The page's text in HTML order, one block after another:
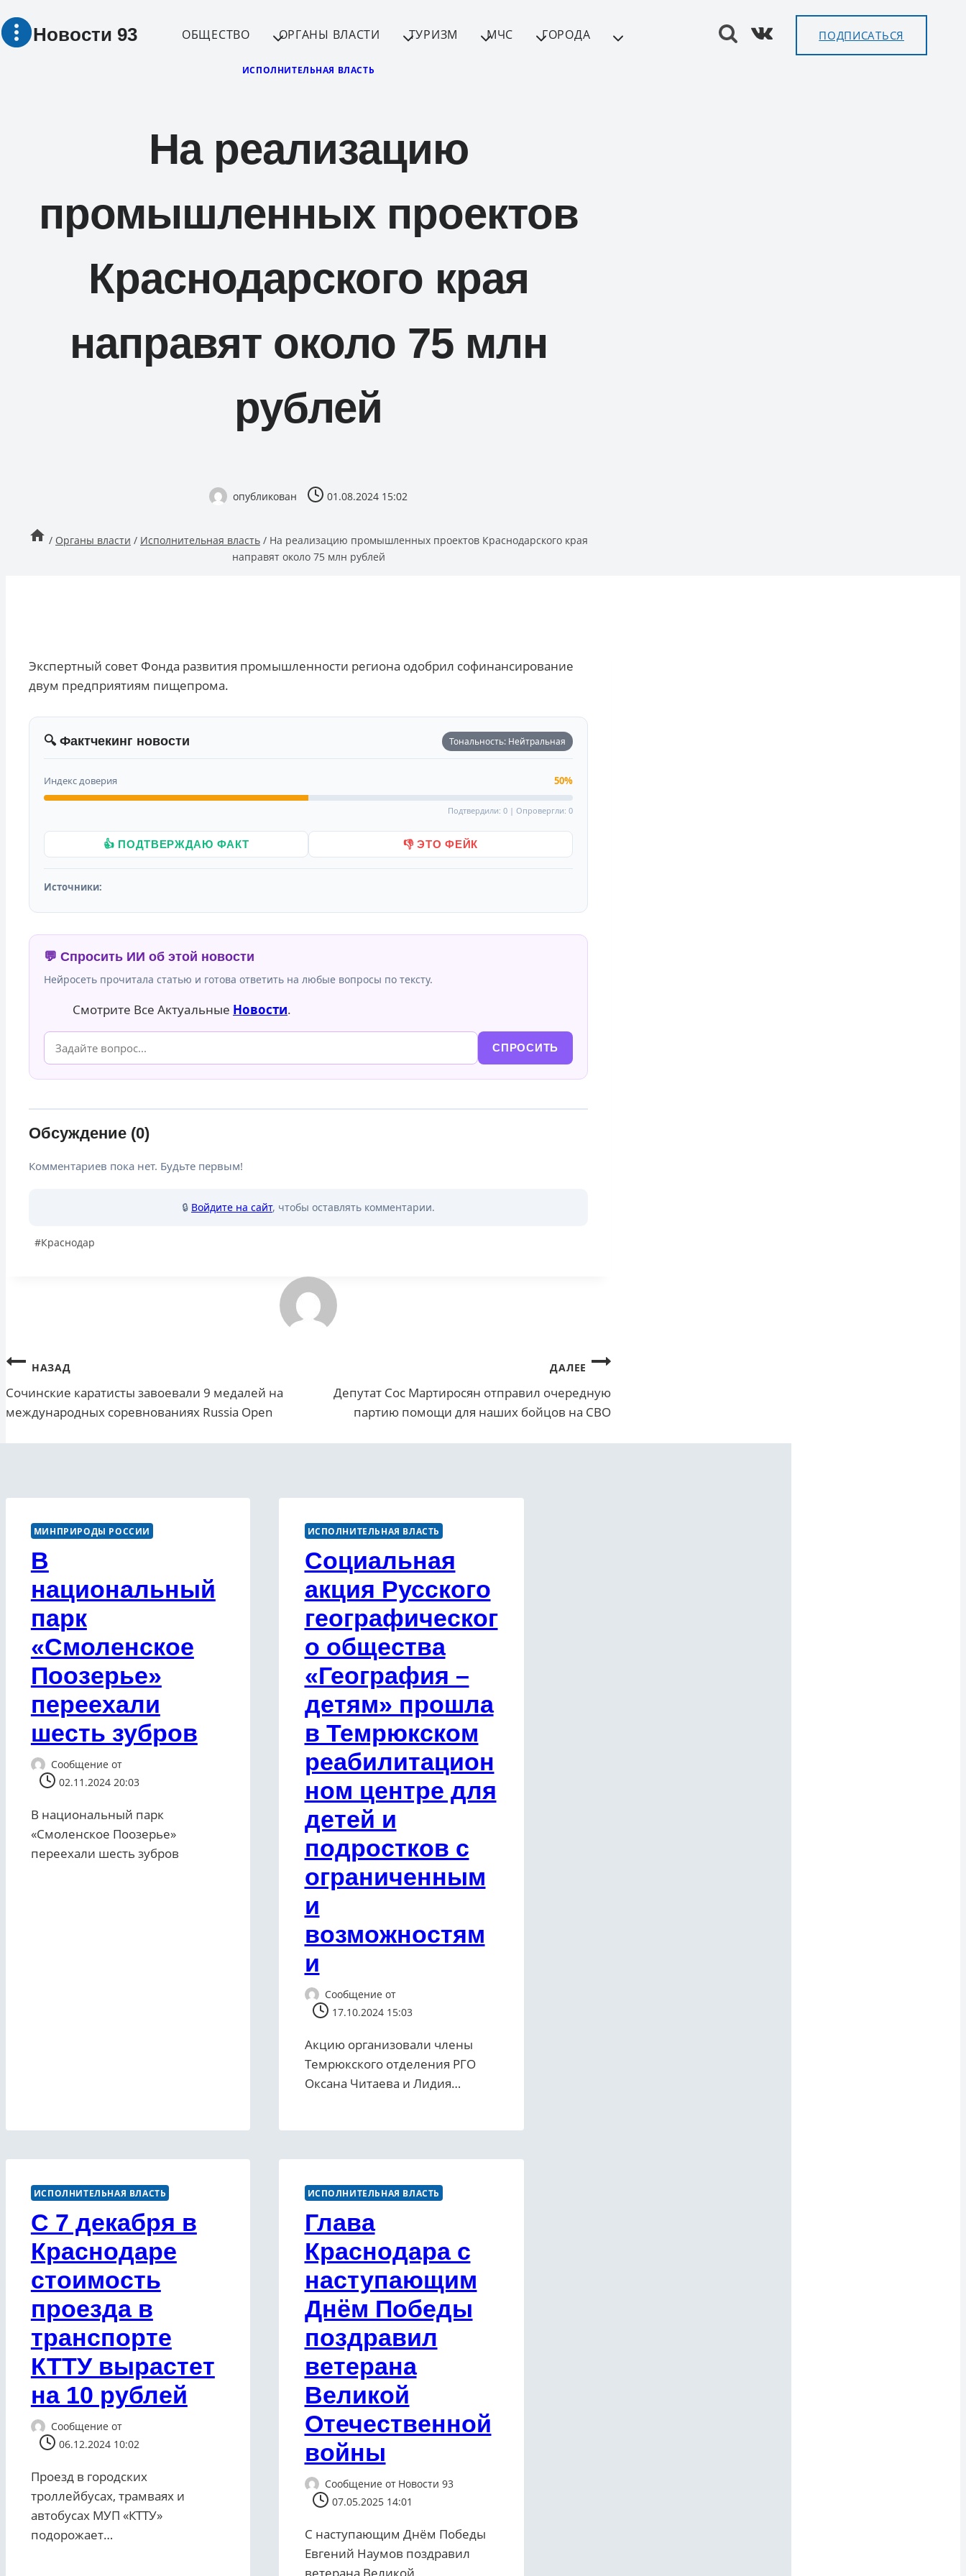
Перейти
Новости 93 ОБЩЕСТВО ОРГАНЫ ВЛАСТИ ТУРИЗМ МЧС ГОРОДА ПОДПИСАТЬСЯ
ИСПОЛНИТЕЛЬНАЯ ВЛАСТЬ
На реализацию
промышленных проектов
Краснодарского края
направят около 75 млн
рублей
опубликован 01.08.2024 15:02
/ Органы власти / Исполнительная власть / На реализацию промышленных проектов Краснодарского края
направят около 75 млн рублей
Экспертный совет Фонда развития промышленности региона одобрил софинансирование
двум предприятиям пищепрома.
🔍 Фактчекинг новости Тональность: Нейтральная
Индекс доверия 50%
Подтвердили: 0 | Опровергли: 0
👍 ПОДТВЕРЖДАЮ ФАКТ 👎 ЭТО ФЕЙК
Источники:
💬 Спросить ИИ об этой новости
Нейросеть прочитала статью и готова ответить на любые вопросы по тексту.
Смотрите Все Актуальные Новости.
СПРОСИТЬ
Обсуждение (0)
Комментариев пока нет. Будьте первым!
🔒 Войдите на сайт, чтобы оставлять комментарии.
#Краснодар
Навигация
по
НАЗАД
Сочинские каратисты завоевали 9 медалей на
международных соревнованиях Russia Open
ДАЛЕЕ
Депутат Сос Мартиросян отправил очередную
партию помощи для наших бойцов на СВО
МИНПРИРОДЫ РОССИИ
В
национальный
парк
«Смоленское
Поозерье»
переехали
шесть зубров
Сообщение от
02.11.2024 20:03
В национальный парк
«Смоленское Поозерье»
переехали шесть зубров
ИСПОЛНИТЕЛЬНАЯ ВЛАСТЬ
Социальная
акция Русского
географическог
о общества
«География –
детям» прошла
в Темрюкском
реабилитацион
ном центре для
детей и
подростков с
ограниченным
и
возможностям
и
Сообщение от
17.10.2024 15:03
Акцию организовали члены
Темрюкского отделения РГО
Оксана Читаева и Лидия…
ИСПОЛНИТЕЛЬНАЯ ВЛАСТЬ
С 7 декабря в
Краснодаре
стоимость
проезда в
транспорте
КТТУ вырастет
на 10 рублей
Сообщение от
06.12.2024 10:02
Проезд в городских
троллейбусах, трамваях и
автобусах МУП «КТТУ»
подорожает…
ИСПОЛНИТЕЛЬНАЯ ВЛАСТЬ
Глава
Краснодара с
наступающим
Днём Победы
поздравил
ветерана
Великой
Отечественной
войны
Сообщение от Новости 93
07.05.2025 14:01
С наступающим Днём Победы
Евгений Наумов поздравил